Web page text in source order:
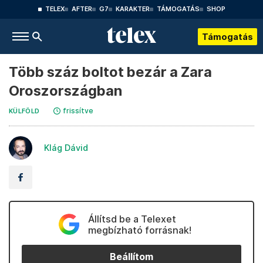
TELEX AFTER G7 KARAKTER TÁMOGATÁS SHOP
Támogatás
Több száz boltot bezár a Zara
Oroszországban
KÜLFÖLD frissítve
Klág Dávid
Állítsd be a Telexet
megbízható forrásnak!
Beállítom